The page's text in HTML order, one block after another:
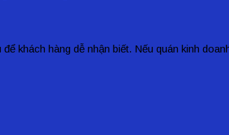
khách hàng dễ nhận biết. Nếu quán kinh